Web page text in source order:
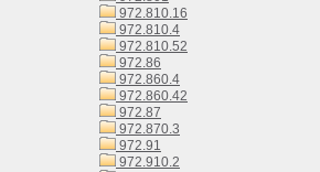
972.810.16
972.810.4
972.810.52
972.86
972.860.4
972.860.42
972.87
972.870.3
972.91
972.910.2